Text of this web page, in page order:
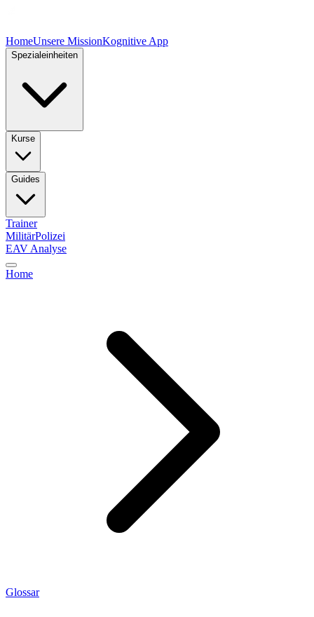
HomeUnsere MissionKognitive App
Spezialeinheiten
Kurse
Guides
Trainer
MilitärPolizei
EAV Analyse
Home
Glossar